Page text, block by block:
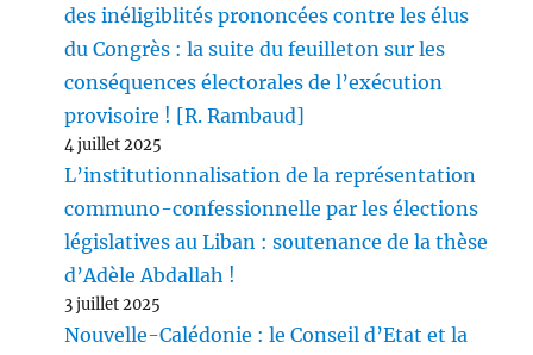
des inéligiblités prononcées contre les élus
du Congrès : la suite du feuilleton sur les
conséquences électorales de l’exécution
provisoire ! [R. Rambaud]
4 juillet 2025
L’institutionnalisation de la représentation
communo-confessionnelle par les élections
législatives au Liban : soutenance de la thèse
d’Adèle Abdallah !
3 juillet 2025
Nouvelle-Calédonie : le Conseil d’Etat et la